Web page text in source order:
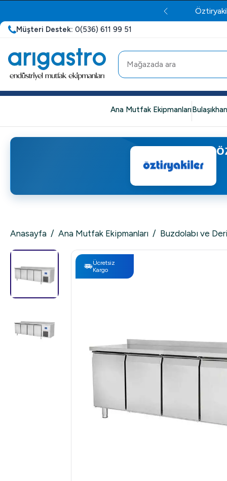
Müşteri Destek: 0(536) 611 99 51
Ana Mutfak Ekipmanları
Anasayfa / Ana Mutfak Ekipmanları / Buzdolabı ve
Ücretsiz
Kargo